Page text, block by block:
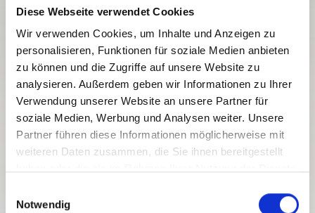
Diese Webseite verwendet Cookies
Wir verwenden Cookies, um Inhalte und Anzeigen zu
personalisieren, Funktionen für soziale Medien anbieten
zu können und die Zugriffe auf unsere Website zu
analysieren. Außerdem geben wir Informationen zu Ihrer
Verwendung unserer Website an unsere Partner für
soziale Medien, Werbung und Analysen weiter. Unsere
Partner führen diese Informationen möglicherweise mit
weiteren Daten zusammen, die Sie ihnen bereitgestellt
Notwendig